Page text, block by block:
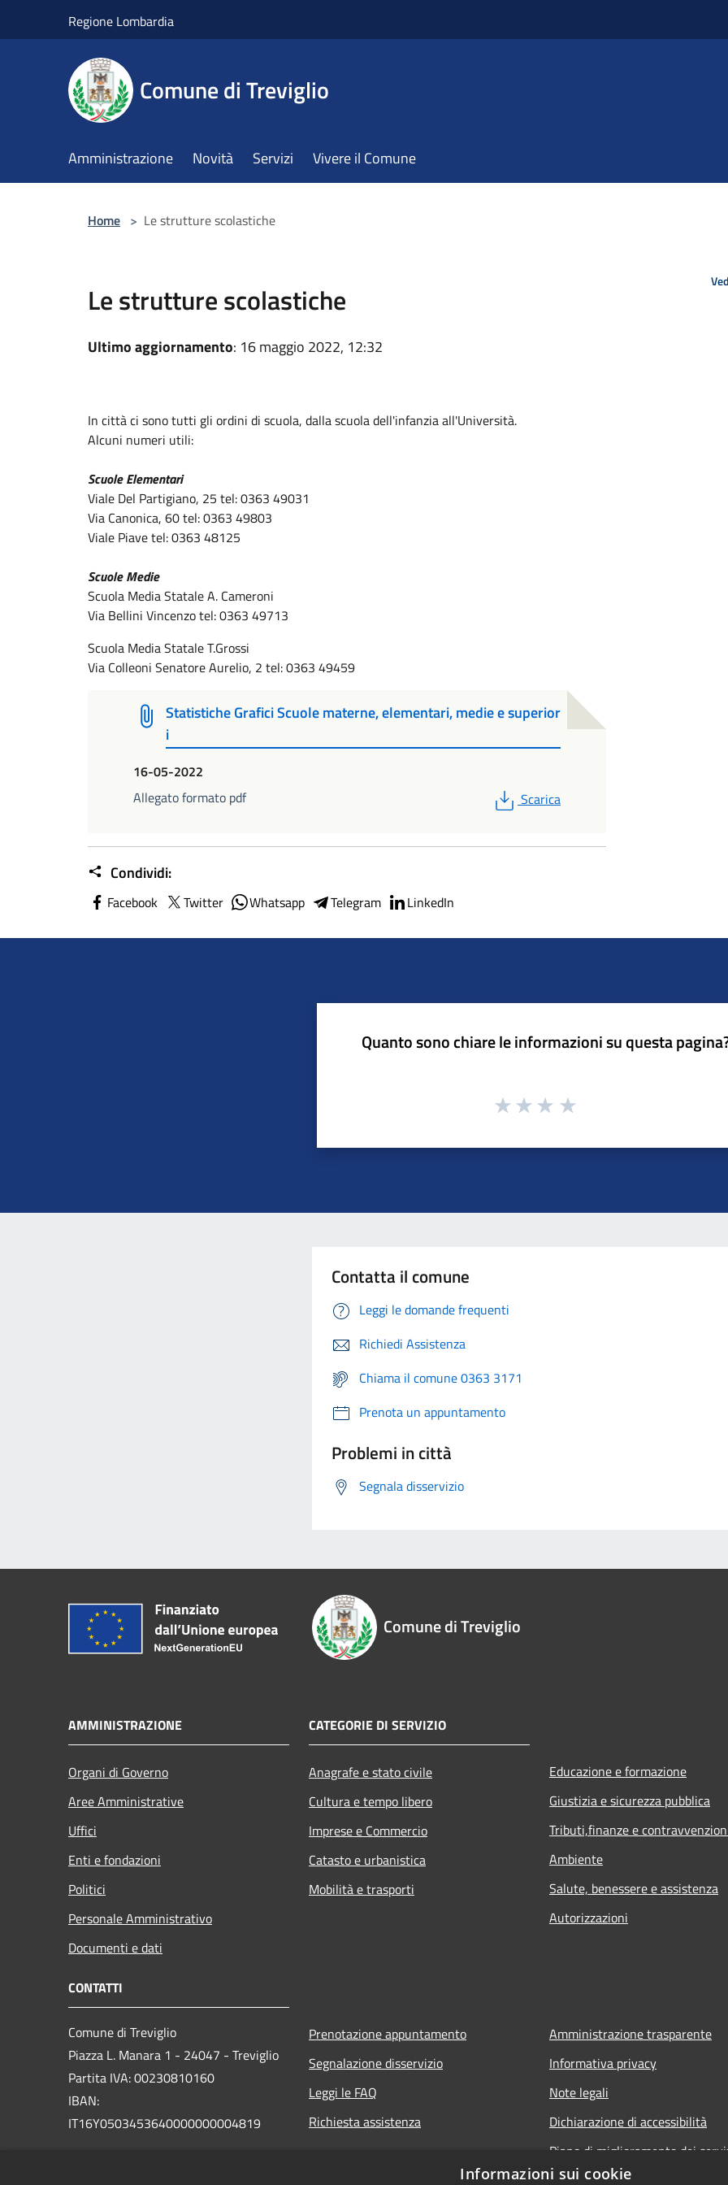
Regione Lombardia
Comune di Treviglio
Amministrazione Novità Servizi Vivere il Comune
Home > Le strutture scolastiche
Le strutture scolastiche
Ultimo aggiornamento: 16 maggio 2022, 12:32
In città ci sono tutti gli ordini di scuola, dalla scuola dell'infanzia all'Università.
Alcuni numeri utili:
Scuole Elementari
Viale Del Partigiano, 25 tel:0363 49031
Via Canonica, 60tel:0363 49803
Viale Piave tel: 0363 48125
Scuole Medie
Scuola Media Statale A. Cameroni
Via Bellini Vincenzotel:0363 49713
Scuola Media Statale T.Grossi
Via Colleoni Senatore Aurelio, 2 tel:0363 49459
Statistiche Grafici Scuole materne, elementari, medie e superior
i
16-05-2022
Allegato formato pdf
PDF
Scarica
Condividi:
Facebook Twitter Whatsapp Telegram LinkedIn
Quanto sono chiare le informazioni su questa
Contatta il comune
Leggi le domande frequenti
Richiedi Assistenza
Chiama il comune 0363 3171
Prenota un appuntamento
Problemi in città
Segnala disservizio
Comune di Treviglio
AMMINISTRAZIONE
Organi di Governo
Aree Amministrative
Uffici
Enti e fondazioni
Politici
Personale Amministrativo
Documenti e dati
CATEGORIE DI SERVIZIO
Anagrafe e stato civile
Cultura e tempo libero
Imprese e Commercio
Catasto e urbanistica
Mobilità e trasporti
Educazione e formazione
Giustizia e sicurezza pubblica
Tributi,finanze e
Ambiente
Salute, benessere e assistenza
Autorizzazioni
CONTATTI
Comune di Treviglio
Piazza L. Manara 1 - 24047 - Treviglio
Partita IVA: 00230810160
IBAN:
IT16Y0503453640000000004819
Prenotazione appuntamento
Segnalazione disservizio
Leggi le FAQ
Richiesta assistenza
Amministrazione trasparente
Informativa privacy
Note legali
Dichiarazione di accessibilità
Piano di miglioramento dei
Informazioni sui cookie